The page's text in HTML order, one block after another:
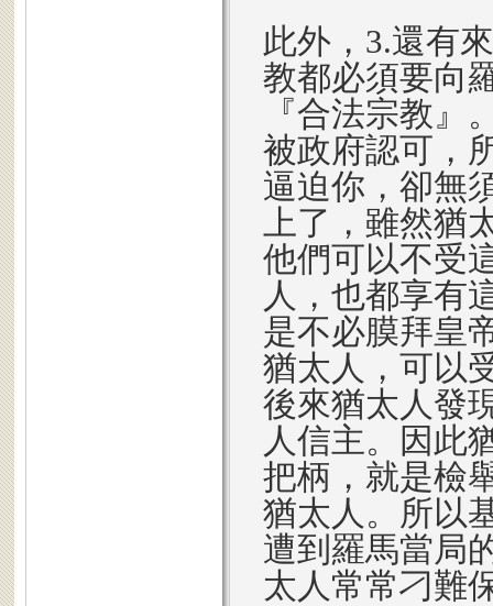
此外，3.還有
教都必須要向
『合法宗教』
被政府認可，
逼迫你，卻無
上了，雖然猶
他們可以不受
人，也都享有
是不必膜拜皇
猶太人，可以
後來猶太人發
人信主。因此
把柄，就是檢
猶太人。所以
遭到羅馬當局
太人常常刁難